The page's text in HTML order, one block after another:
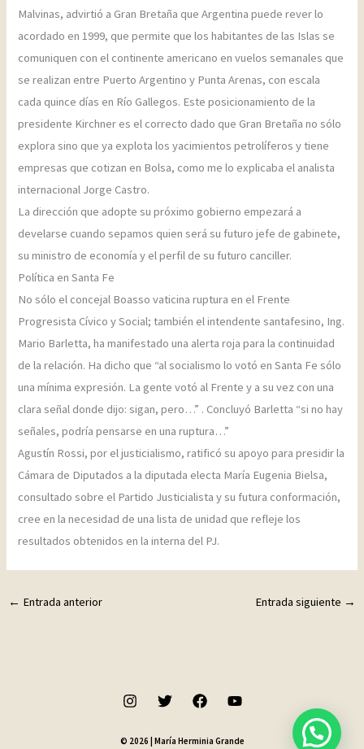
Malvinas, advirtió a Gran Bretaña que Argentina puede rever lo
acordado en 1999, que permite que los habitantes de las Islas se
comuniquen con el continente americano en vuelos semanales que
se realizan entre Puerto Argentino y Punta Arenas, con escala
cada quince días en Río Gallegos. Este posicionamiento de la
presidente Kirchner es el correcto dado que Gran Bretaña no sólo
explora sino que ya explota los yacimientos petrolíferos y tiene
empresas que cotizan en Bolsa, como me lo explicaba el analista
internacional Jorge Castro.
La dirección que adopte su próximo gobierno empezará a
develarse cuando sepamos quien será su futuro jefe de gabinete,
su ministro de economía y el perfil de su futuro canciller.
Política en Santa Fe
No sólo el concejal Boasso vaticina ruptura en el Frente
Progresista Cívico y Social; también el intendente santafesino, Ing.
Mario Barletta, ha manifestado una alerta roja para la continuidad
de la relación. Ha dicho que “al socialismo lo votó en Santa Fe sólo
una mínima expresión. La gente votó al Frente y a su vez con una
clara señal donde dijo: sigan, pero…” . Concluyó Barletta “si no hay
señales, podría pensarse en una ruptura…”
Agustín Rossi, por el justicialismo, ratificó su apoyo para presidir la
Cámara de Diputados a la diputada electa María Eugenia Bielsa,
consultado sobre el Partido Justicialista y su futura conformación,
cree en la necesidad de una lista de unidad que refleje los
resultados obtenidos en la interna del PJ.
← Entrada anterior Entrada siguiente →
© 2026 | María Herminia Grande